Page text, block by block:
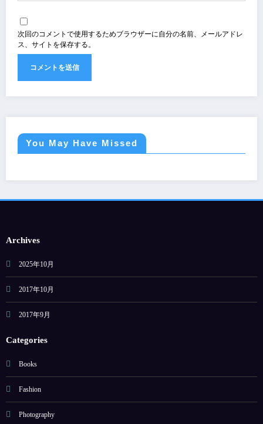
次回のコメントで使用するためブラウザーに自分の名前、メールアドレ
ス、サイトを保存する。
You May Have Missed
Archives
2025年10月
2017年10月
2017年9月
Categories
Books
Fashion
Photography